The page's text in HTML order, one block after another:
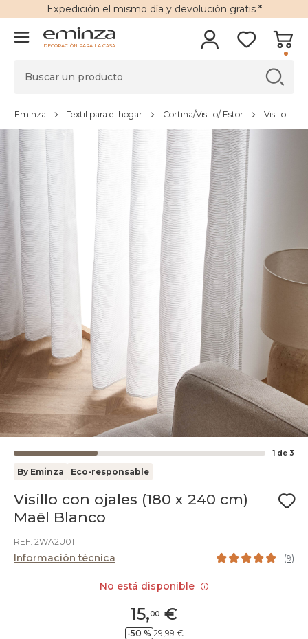
Expedición el mismo día y devolución gratis*
DECORACIÓN PARA LA CASA
Eminza Textil para el hogar Cortina/Visillo/ Estor Visillo
1 de 3
By Eminza Eco-responsable
Visillo con ojales (180 x 240 cm)
Maël Blanco
REF. 2WA2U01
Información técnica (9)
15,00 €
-50 % 29,99 €